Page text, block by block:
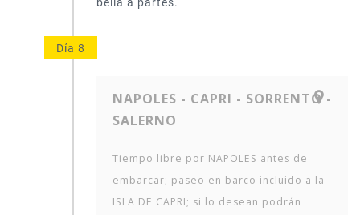
Día 8
NAPOLES - CAPRI - SORRENTO -
SALERNO
Tiempo libre por NAPOLES antes de
embarcar; paseo en barco incluido a la
ISLA DE CAPRI; si lo desean podrán